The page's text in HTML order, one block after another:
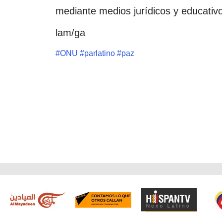
mediante medios jurídicos y
lam/ga
#ONU #parlatino #paz